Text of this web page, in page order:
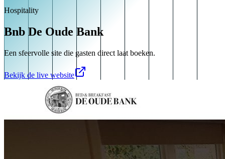
Hospitality
Bnb De Oude Bank
Een sfeervolle site die gasten direct laat boeken.
Bekijk de live website